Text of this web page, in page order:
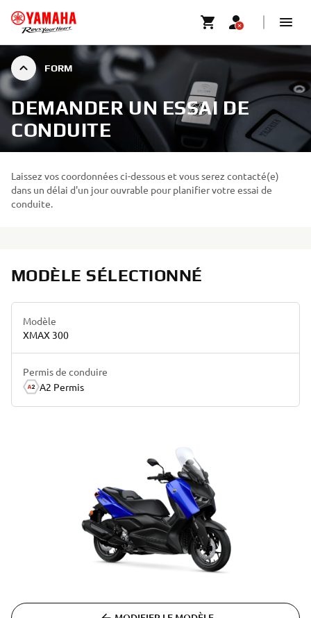
FORM
DEMANDER UN ESSAI DE
CONDUITE
Laissez vos coordonnées ci-dessous et vous serez contacté(e)
dans un délai d'un jour ouvrable pour planifier votre essai de
conduite.
MODÈLE SÉLECTIONNÉ
Modèle
XMAX 300
Permis de conduire
A2 Permis